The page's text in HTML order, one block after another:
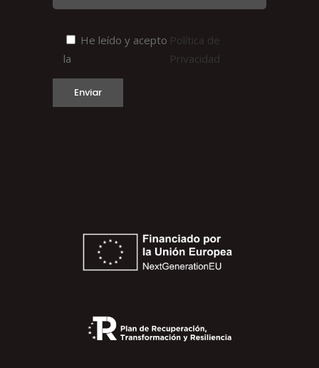
He leído y acepto
la
Política de
Privacidad